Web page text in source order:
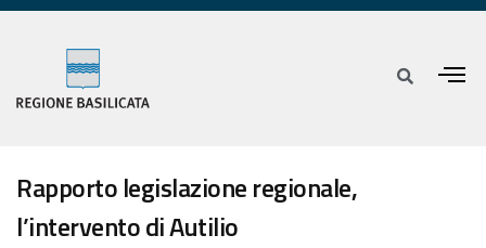
Rapporto legislazione regionale,
l’intervento di Autilio